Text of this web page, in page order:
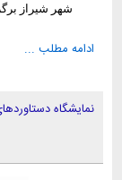
شهر شیراز
ادامه مطلب ...
نمایشگاه